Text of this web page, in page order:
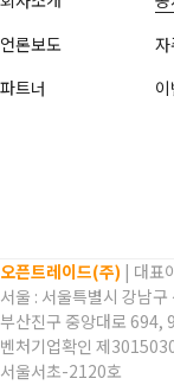
언론보도
파트너
오픈트레이드(주) | 대표
서울 : 서울특별시 강남
부산진구 중앙대로 694,
벤처기업확인 제
서울서초-2120호